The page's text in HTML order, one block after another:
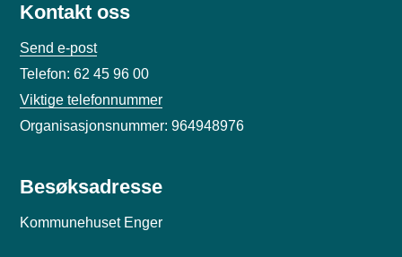
Kontakt oss
Send e-post
Telefon: 62 45 96 00
Viktige telefonnummer
Organisasjonsnummer: 964948976
Besøksadresse
Kommunehuset Enger